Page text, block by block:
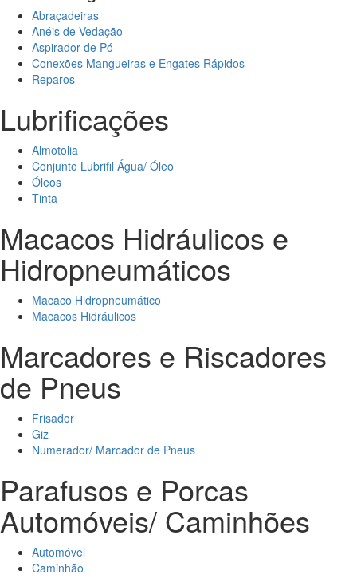
Abraçadeiras
Anéis de Vedação
Aspirador de Pó
Conexões Mangueiras e Engates Rápidos
Reparos
Lubrificações
Almotolia
Conjunto Lubrifil Água/ Óleo
Óleos
Tinta
Macacos Hidráulicos e
Hidropneumáticos
Macaco Hidropneumático
Macacos Hidráulicos
Marcadores e Riscadores
de Pneus
Frisador
Giz
Numerador/ Marcador de Pneus
Parafusos e Porcas
Automóveis/ Caminhões
Automóvel
Caminhão